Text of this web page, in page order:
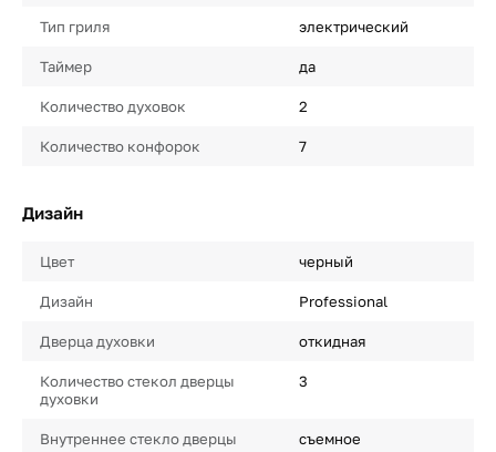
Тип гриля электрический
Таймер да
Количество духовок 2
Количество конфорок 7
Дизайн
Цвет черный
Дизайн Professional
Дверца духовки откидная
Количество стекол дверцы
духовки
3
Внутреннее стекло дверцы съемное